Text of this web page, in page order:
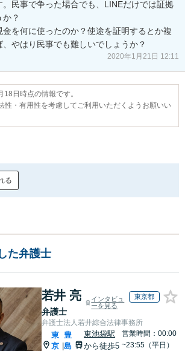
民事で争った場合でも、LINEだけでは証拠
か？
金を何に使ったのか？使途を証明するとか複
やはり民事でも難しいでしょうか？
2020年1月21日 12:11
日時点の情報です。
性・有用性を考慮してご利用いただくようお願いい
る
た弁護士
若井 亮
弁護士
インタビュ
ーを見る
東京都
弁護士法人若井綜合法律事務所
東
京
豊
島
東池袋駅
から徒歩5
営業時間：00:00
~23:55（平日）